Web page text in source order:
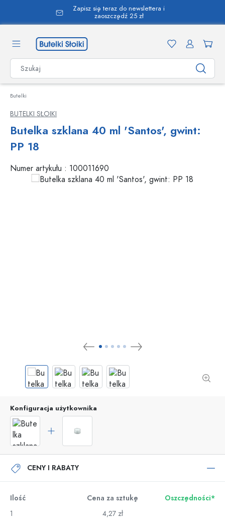
zawartości
Zapisz się teraz do newslettera i
zaoszczędź 25 zł
Butelki
BUTELKI SŁOIKI
Butelka szklana 40 ml 'Santos', gwint:
PP 18
Numer artykułu : 100011690
Konfiguracja użytkownika
CENY I RABATY
Ilość Cena za sztukę
Oszczędności*
1
4,27 zł